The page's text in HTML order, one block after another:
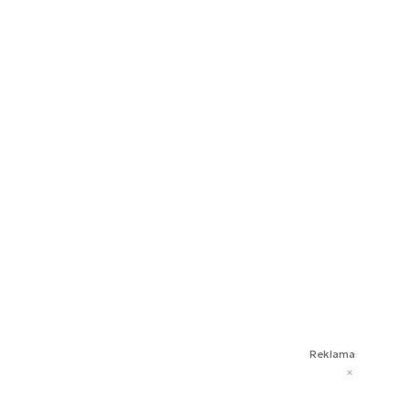
Reklama